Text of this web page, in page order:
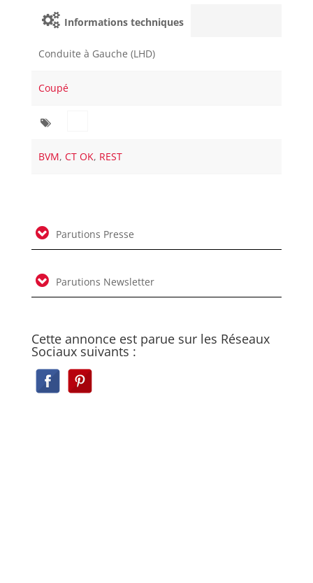
Informations techniques
Conduite à Gauche (LHD)
Coupé
BVM,CT OK, REST
Parutions Presse
Parutions Newsletter
Cette annonce est parue sur les Réseaux
Sociaux suivants :